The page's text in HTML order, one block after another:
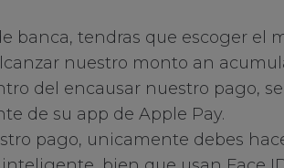
banca, tendras que escoger el
nuestro monto an
del encausar nuestro pago,
de su app de Apple Pay.
pago, unicamente debes